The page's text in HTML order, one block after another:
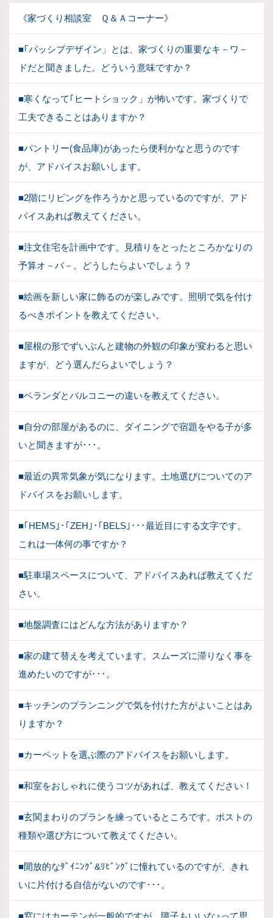
《家づくり相談室 Ｑ＆Ａコーナー》
■｢パッシブデザイン」とは、家づくりの重要なキ－ワ－
ドだと聞きました。どういう意味ですか？
■寒くなって｢ヒートショック」が怖いです。家づくりで
工夫できることはありますか？
■パントリー(食品庫)があったら便利かなと思うのです
が、アドバイスお願いします。
■2階にリビングを作ろうかと思っているのですが、アド
バイスあれば教えてください。
■注文住宅を計画中です。見積りをとったところかなりの
予算オ－バ－。どうしたらよいでしょう？
■絵画を新しい家に飾るのが楽しみです。照明で気を付け
るべきポイントを教えてください。
■屋根の形でずいぶんと建物の外観の印象が変わると思い
ますが、どう選んだらよいでしょう？
■ベランダとバルコニーの違いを教えてください。
■自分の部屋があるのに、ダイニングで宿題をやる子が多
いと聞きますが･･･。
■最近の異常気象が気になります。土地選びについてのア
ドバイスをお願いします。
■｢HEMS｣･｢ZEH｣･｢BELS｣･･･最近目にする文字です。
これは一体何の事ですか？
■駐車場スペースについて、アドバイスあれば教えてくだ
さい。
■地盤調査にはどんな方法がありますか？
■家の建て替えを考えています。スムーズに滞りなく事を
進めたいのですが･･･。
■キッチンのプランニングで気を付けた方がよいことはあ
りますか？
■カーペットを選ぶ際のアドバイスをお願いします。
■和室をおしゃれに使うコツがあれば、教えてください！
■玄関まわりのプランを練っているところです。ポストの
種類や選び方について教えてください。
■開放的なﾀﾞｲﾆﾝｸﾞ&ﾘﾋﾞﾝｸﾞに憧れているのですが、きれ
いに片付ける自信がないのです･･･。
■窓にはカーテンが一般的ですが、障子もいいな♪って思